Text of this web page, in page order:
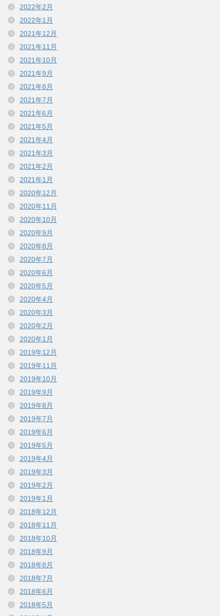
2022年2月
2022年1月
2021年12月
2021年11月
2021年10月
2021年9月
2021年8月
2021年7月
2021年6月
2021年5月
2021年4月
2021年3月
2021年2月
2021年1月
2020年12月
2020年11月
2020年10月
2020年9月
2020年8月
2020年7月
2020年6月
2020年5月
2020年4月
2020年3月
2020年2月
2020年1月
2019年12月
2019年11月
2019年10月
2019年9月
2019年8月
2019年7月
2019年6月
2019年5月
2019年4月
2019年3月
2019年2月
2019年1月
2018年12月
2018年11月
2018年10月
2018年9月
2018年8月
2018年7月
2018年6月
2018年5月